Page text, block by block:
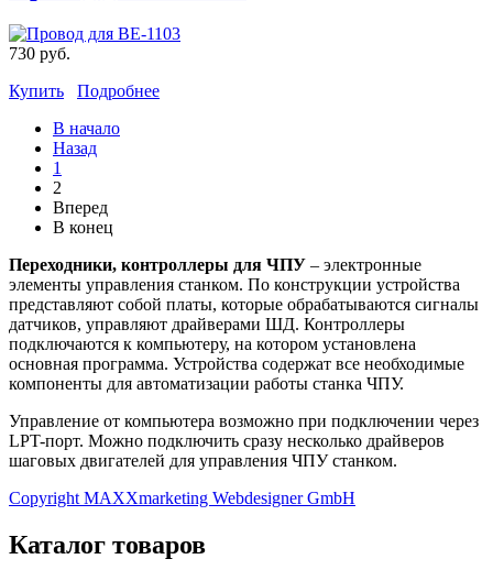
730 руб.
Купить
Подробнее
В начало
Назад
1
2
Вперед
В конец
Переходники, контроллеры для ЧПУ – электронные
элементы управления станком. По конструкции устройства
представляют собой платы, которые обрабатываются сигналы
датчиков, управляют драйверами ШД. Контроллеры
подключаются к компьютеру, на котором установлена
основная программа. Устройства содержат все необходимые
компоненты для автоматизации работы станка ЧПУ.
Управление от компьютера возможно при подключении через
LPT-порт. Можно подключить сразу несколько драйверов
шаговых двигателей для управления ЧПУ станком.
Copyright MAXXmarketing Webdesigner GmbH
Каталог товаров